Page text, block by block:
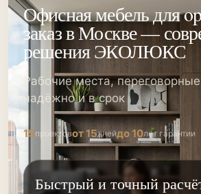
Офисная мебель для
заказ в Москве —
решения ЭКОЛЮКС
Рабочие места,
надёжно и в срок
15проектовот 15днейдо 10лет гарантии
Быстрый и точный